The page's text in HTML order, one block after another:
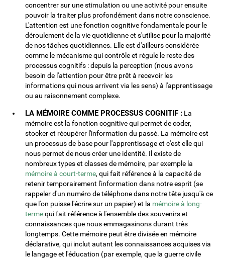
concentrer sur une stimulation ou une activité pour ensuite
pouvoir la traiter plus profondément dans notre conscience.
L'attention est une fonction cognitive fondamentale pour le
déroulement de la vie quotidienne et s'utilise pour la majorité
de nos tâches quotidiennes. Elle est d'ailleurs considérée
comme le mécanisme qui contrôle et régule le reste des
processus cognitifs : depuis la perception (nous avons
besoin de l'attention pour être prêt à recevoir les
informations qui nous arrivent via les sens) à l'apprentissage
ou au raisonnement complexe.
LA MÉMOIRE COMME PROCESSUS COGNITIF : La
mémoire est la fonction cognitive qui permet de coder,
stocker et récupérer l'information du passé. La mémoire est
un processus de base pour l'apprentissage et c'est elle qui
nous permet de nous créer une identité. Il existe de
nombreux types et classes de mémoire, par exemple la
mémoire à court-terme, qui fait référence à la capacité de
retenir temporairement l'information dans notre esprit (se
rappeler d'un numéro de téléphone dans notre tête jusqu'à ce
que l'on puisse l'écrire sur un papier) et la mémoire à long-
termequi fait référence à l'ensemble des souvenirs et
connaissances que nous emmagasinons durant très
longtemps. Cette mémoire peut être divisée en mémoire
déclarative, qui inclut autant les connaissances acquises via
le langage et l'éducation (par exemple, que la guerre civile